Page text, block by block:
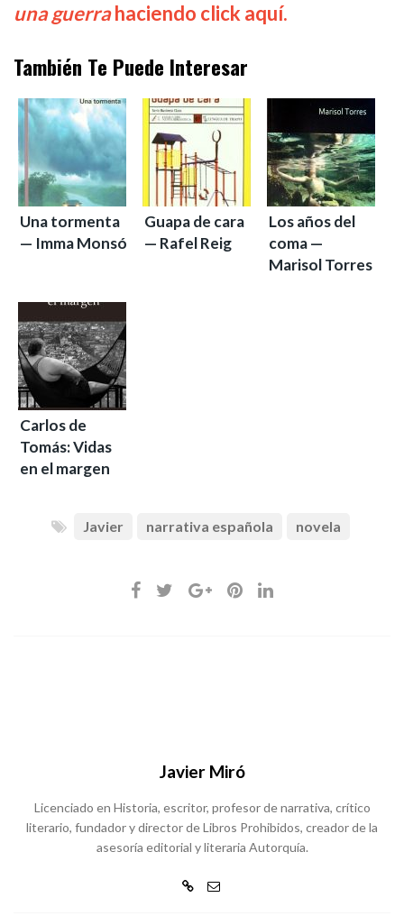
una guerrahaciendo click aquí.
También Te Puede Interesar
Una tormenta
— Imma Monsó
Guapa de cara
— Rafel Reig
Los años del
coma —
Marisol Torres
Carlos de
Tomás: Vidas
en el margen
Javier narrativa española novela
Javier Miró
Licenciado en Historia, escritor, profesor de narrativa, crítico
literario, fundador y director de Libros Prohibidos, creador de la
asesoría editorial y literaria Autorquía.